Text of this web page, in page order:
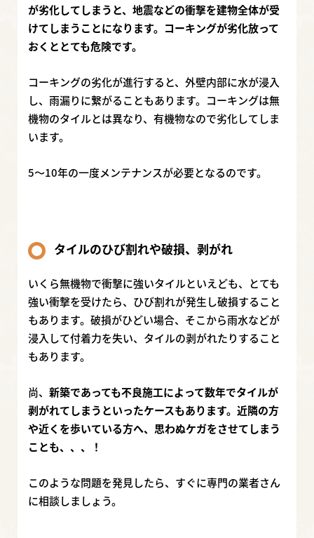
が劣化してしまうと、地震などの衝撃を建物全体が受
けてしまうことになります。コーキングが劣化放って
おくととても危険です。
コーキングの劣化が進行すると、外壁内部に水が浸入
し、雨漏りに繋がることもあります。コーキングは無
機物のタイルとは異なり、有機物なので劣化してしま
います。
5～10年の一度メンテナンスが必要となるのです。
タイルのひび割れや破損、剥がれ
いくら無機物で衝撃に強いタイルといえども、とても
強い衝撃を受けたら、ひび割れが発生し破損すること
もあります。破損がひどい場合、そこから雨水などが
浸入して付着力を失い、タイルの剥がれたりすること
もあります。
尚、 新築であっても不良施工によって数年でタイルが
剥がれてしまうといったケースもあります。近隣の方
や近くを歩いている方へ、思わぬケガをさせてしまう
ことも、、、！
このような問題を発見したら、すぐに専門の業者さん
に相談しましょう。